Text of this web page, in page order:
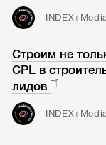
Строим не
CPL в
лидов